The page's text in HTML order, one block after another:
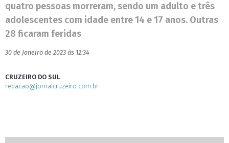
quatro pessoas morreram, sendo um adulto e três
adolescentes com idade entre 14 e 17 anos. Outras
28 ficaram feridas
30 de Janeiro de 2023 às 12:34
CRUZEIRO DO SUL
redacao@jornalcruzeiro.com.br